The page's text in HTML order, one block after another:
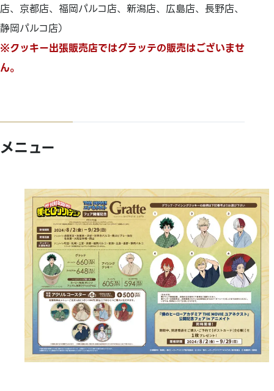
店、京都店、福岡パルコ店、新潟店、広島店、長野店、
静岡パルコ店）
※クッキー出張販売店ではグラッテの販売はございませ
ん。
メニュー